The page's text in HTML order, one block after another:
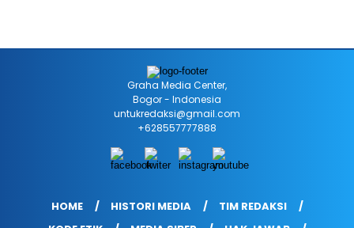
Graha Media Center,
Bogor - Indonesia
untukredaksi@gmail.com
+628557777888
HOME HISTORI MEDIA
TIM REDAKSI